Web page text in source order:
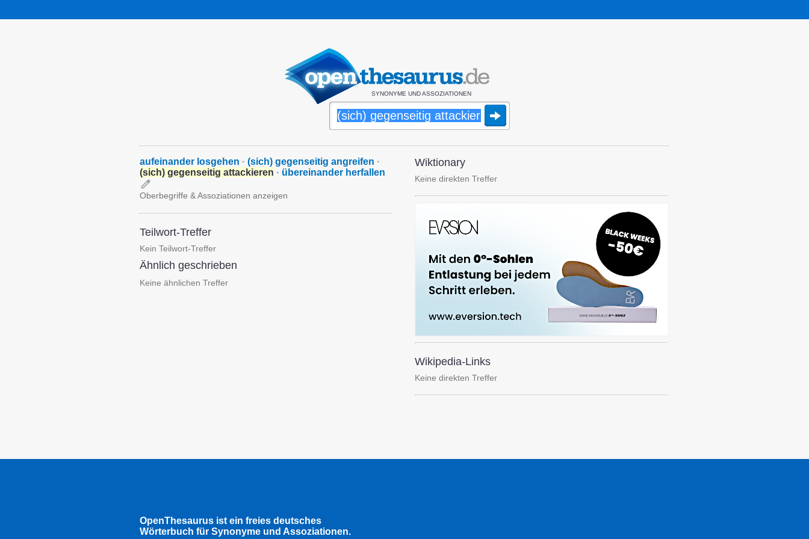
SYNONYME UND ASSOZIATIONEN
aufeinander losgehen · (sich) gegenseitig angreifen ·
(sich) gegenseitig attackieren · übereinander herfallen
Oberbegriffe & Assoziationen anzeigen
Teilwort-Treffer
Kein Teilwort-Treffer
Ähnlich geschrieben
Keine ähnlichen Treffer
Wiktionary
Keine direkten Treffer
Wikipedia-Links
Keine direkten Treffer
OpenThesaurus ist ein freies deutsches
Wörterbuch für Synonyme und Assoziationen.